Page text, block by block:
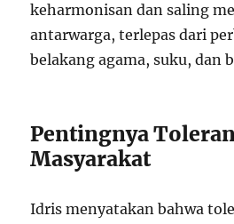
keharmonisan dan saling
antarwarga, terlepas dari
belakang agama, suku, dan
Pentingnya
Masyarakat
Idris menyatakan bahwa